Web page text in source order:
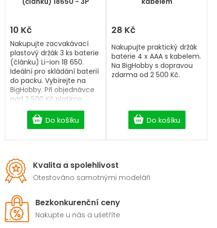
z
hvězdiček.
10 Kč
Do košíku
Nakupujte zacvakávací
plastový držák 3 ks baterie
(článku) Li-ion 18 650.
Ideální pro skládání baterií
do packu. Vybírejte na
BigHobby. Při objednávce
nad 2 500 Kč platíme
dopravu my.
z
hvězdiček.
28 Kč
Do košíku
Nakupujte praktický držák
baterie 4 x AAA s kabelem.
Na BigHobby s dopravou
zdarma od 2 500 Kč.
Kvalita a spolehlivost
Otestováno samotnými modeláři
Bezkonkurenční ceny
Nakupte u nás a ušetříte